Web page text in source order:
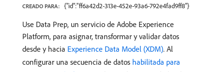
CREADO PARA: {"id":"ff6a42d2-313e-452e-93a6-792e4fad9ff8"}
Use Data Prep, un servicio de Adobe Experience
Platform, para asignar, transformar y validar datos
desde y hacia Experience Data Model (XDM). Al
configurar una secuencia de datos habilitada para